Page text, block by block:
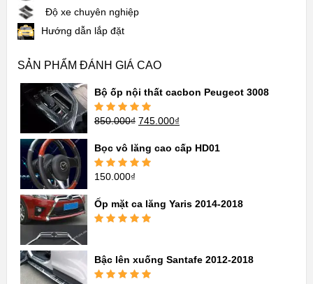
Độ xe chuyên nghiệp
Hướng dẫn lắp đặt
SẢN PHẨM ĐÁNH GIÁ CAO
Bộ ốp nội thất cacbon Peugeot 3008
Được xếp
850.000₫ 745.000₫
Bọc vô lăng cao cấp HD01
Được xếp
sao
150.000₫
Ốp mặt ca lăng Yaris 2014-2018
Bậc lên xuống Santafe 2012-2018